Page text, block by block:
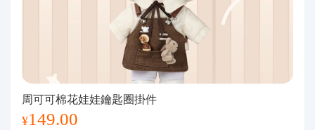
周可可棉花娃娃鑰匙圈掛件
¥149.00